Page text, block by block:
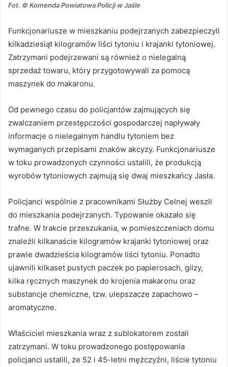
Fot. © Komenda Powiatowa Policji w Jaśle
Funkcjonariusze w mieszkaniu podejrzanych zabezpieczyli
kilkadziesiąt kilogramów liści tytoniu i krajanki tytoniowej.
Zatrzymani podejrzewani są również o nielegalną
sprzedaż towaru, który przygotowywali za pomocą
maszynek do makaronu.
Od pewnego czasu do policjantów zajmujących się
zwalczaniem przestępczości gospodarczej napływały
informacje o nielegalnym handlu tytoniem bez
wymaganych przepisami znaków akcyzy. Funkcjonariusze
w toku prowadzonych czynności ustalili, że produkcją
wyrobów tytoniowych zajmują się dwaj mieszkańcy Jasła.
Policjanci wspólnie z pracownikami Służby Celnej weszli
do mieszkania podejrzanych. Typowanie okazało się
trafne. W trakcie przeszukania, w pomieszczeniach domu
znaleźli kilkanaście kilogramów krajanki tytoniowej oraz
prawie dwadzieścia kilogramów liści tytoniu. Ponadto
ujawnili kilkaset pustych paczek po papierosach, gilzy,
kilka ręcznych maszynek do krojenia makaronu oraz
substancje chemiczne, tzw. ulepszacze zapachowo –
aromatyczne.
Właściciel mieszkania wraz z sublokatorem zostali
zatrzymani. W toku prowadzonego postępowania
policjanci ustalili, że 52 i 45-letni mężczyźni, liście tytoniu